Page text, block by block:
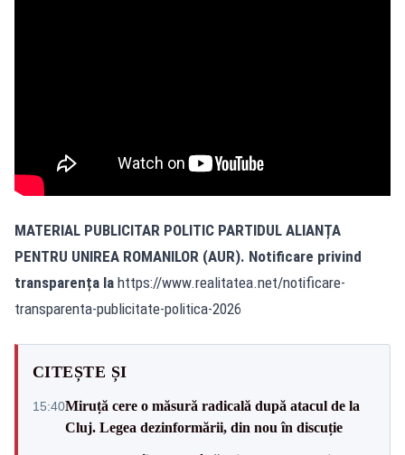
MATERIAL PUBLICITAR POLITIC PARTIDUL ALIANȚA
PENTRU UNIREA ROMANILOR (AUR). Notificare privind
transparența la https://www.realitatea.net/notificare-
transparenta-publicitate-politica-2026
CITEȘTE ȘI
15:40Miruță cere o măsură radicală după atacul de la
Cluj. Legea dezinformării, din nou în discuție